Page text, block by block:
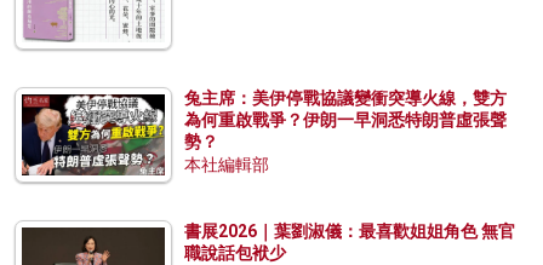
兔主席：美伊停戰協議變衝突導火線，雙方
為何重啟戰爭？伊朗一早洞悉特朗普虛張聲
勢？
本社編輯部
書展2026｜葉劉淑儀：最喜歡姐姐角色 無官
職說話包袱少